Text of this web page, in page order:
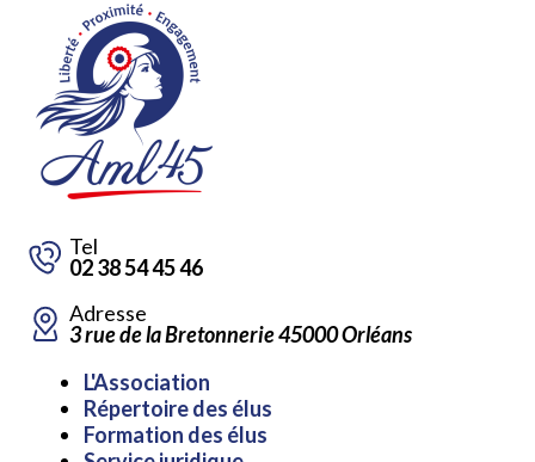
Tel
02 38 54 45 46
Adresse
3 rue de la Bretonnerie 45000 Orléans
contenu
L'Association
Répertoire des élus
Formation des élus